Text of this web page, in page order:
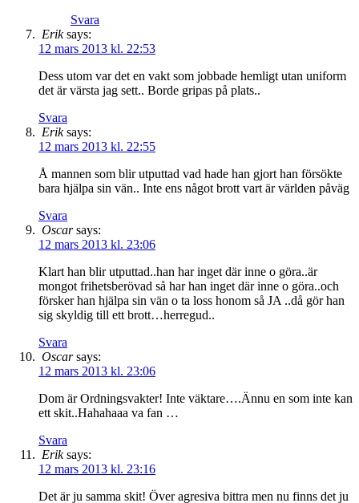
Svara
Erik says:
12 mars 2013 kl. 22:53
Dess utom var det en vakt som jobbade hemligt utan uniform
det är värsta jag sett.. Borde gripas på plats..
Svara
Erik says:
12 mars 2013 kl. 22:55
Å mannen som blir utputtad vad hade han gjort han försökte
bara hjälpa sin vän.. Inte ens något brott vart är världen påväg
Svara
Oscar says:
12 mars 2013 kl. 23:06
Klart han blir utputtad..han har inget där inne o göra..är
mongot frihetsberövad så har han inget där inne o göra..och
försker han hjälpa sin vän o ta loss honom så JA ..då gör han
sig skyldig till ett brott…herregud..
Svara
Oscar says:
12 mars 2013 kl. 23:06
Dom är Ordningsvakter! Inte väktare….Ännu en som inte kan
ett skit..Hahahaaa va fan …
Svara
Erik says:
12 mars 2013 kl. 23:16
Det är ju samma skit! Över agresiva bittra men nu finns det ju